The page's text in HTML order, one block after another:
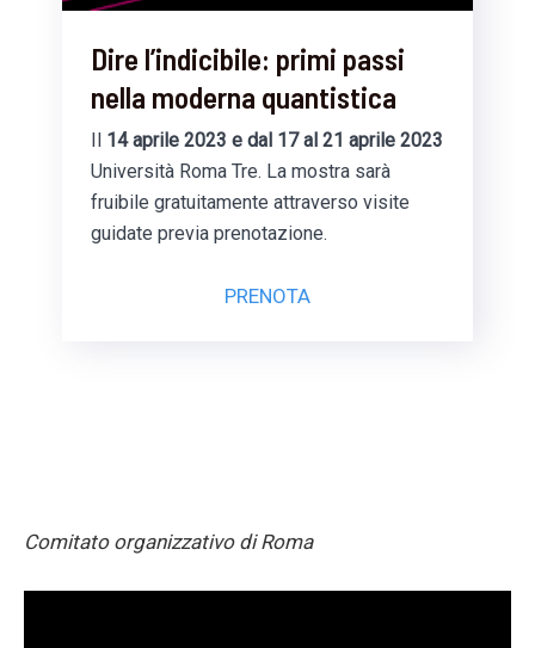
Dire l’indicibile: primi passi
nella moderna quantistica
Il 14 aprile 2023 e dal 17 al 21 aprile 2023
Università Roma Tre. La mostra sarà
fruibile gratuitamente attraverso visite
guidate previa prenotazione.
PRENOTA
Comitato organizzativo di Roma